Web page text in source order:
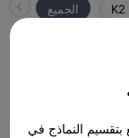
الجميع K2
بتقسيم النماذج في